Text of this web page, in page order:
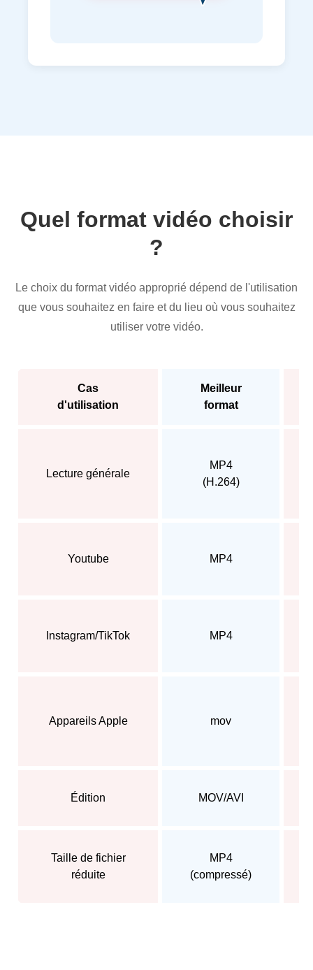
Quel format vidéo choisir
?
Le choix du format vidéo approprié dépend de l'utilisation
que vous souhaitez en faire et du lieu où vous souhaitez
utiliser votre vidéo.
Cas
d'utilisation
Meilleur
format
Lecture générale
MP4
(H.264)
Youtube MP4
Instagram/TikTok MP4
Appareils Apple mov
Édition MOV/AVI
Taille de fichier
réduite
MP4
(compressé)